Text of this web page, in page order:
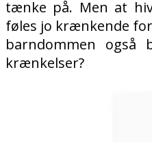
tænke på. Men at
føles jo krænkende
barndommen
krænkelser?